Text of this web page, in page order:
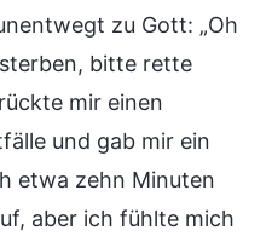
zu Gott: „Oh
bitte rette
mir einen
und gab mir ein
etwa zehn Minuten
aber ich fühlte mich